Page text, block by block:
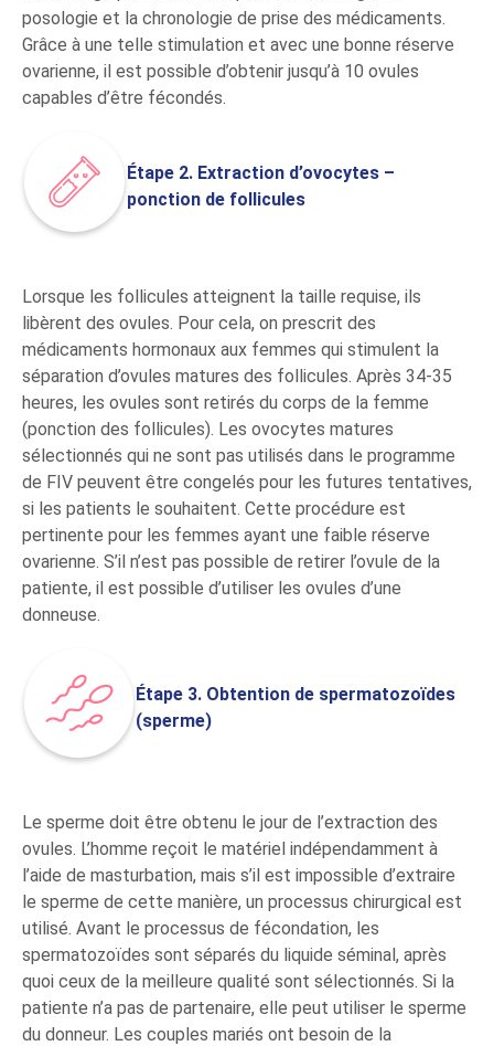
posologie et la chronologie de prise des médicaments.
Grâce à une telle stimulation et avec une bonne réserve
ovarienne, il est possible d’obtenir jusqu’à 10 ovules
capables d’être fécondés.
Étape 2. Extraction d’ovocytes –
ponction de follicules
Lorsque les follicules atteignent la taille requise, ils
libèrent des ovules. Pour cela, on prescrit des
médicaments hormonaux aux femmes qui stimulent la
séparation d’ovules matures des follicules. Après 34-35
heures, les ovules sont retirés du corps de la femme
(ponction des follicules). Les ovocytes matures
sélectionnés qui ne sont pas utilisés dans le programme
de FIV peuvent être congelés pour les futures tentatives,
si les patients le souhaitent. Cette procédure est
pertinente pour les femmes ayant une faible réserve
ovarienne. S’il n’est pas possible de retirer l’ovule de la
patiente, il est possible d’utiliser les ovules d’une
donneuse.
Étape 3. Obtention de spermatozoïdes
(sperme)
Le sperme doit être obtenu le jour de l’extraction des
ovules. L’homme reçoit le matériel indépendamment à
l’aide de masturbation, mais s’il est impossible d’extraire
le sperme de cette manière, un processus chirurgical est
utilisé. Avant le processus de fécondation, les
spermatozoïdes sont séparés du liquide séminal, après
quoi ceux de la meilleure qualité sont sélectionnés. Si la
patiente n’a pas de partenaire, elle peut utiliser le sperme
du donneur. Les couples mariés ont besoin de la